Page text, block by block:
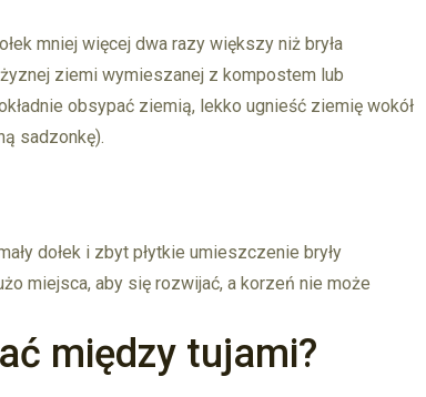
mniej więcej dwa razy większy niż bryła
ziemi wymieszanej z kompostem lub
obsypać ziemią, lekko ugnieść ziemię wokół
sadzonkę).
dołek i zbyt płytkie umieszczenie bryły
miejsca, aby się rozwijać, a korzeń nie może
między tujami?